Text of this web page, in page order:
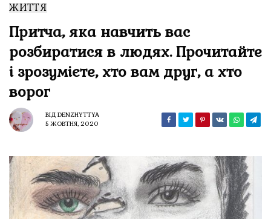
ЖИТТЯ
Притча, яка навчить вас
розбиратися в людях. Прочитайте
і зрозумієте, хто вам друг, а хто
ворог
ВІД DENZHYTTYA
5 ЖОВТНЯ, 2020